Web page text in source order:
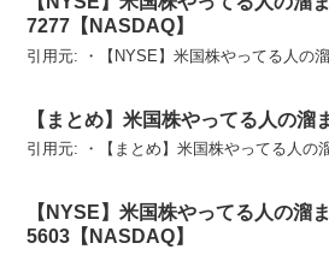
7277【NASDAQ】
引用元: ・【NYSE】米国株やってる人の
【まとめ】米国株やってる人の溜
引用元: ・【まとめ】米国株やってる人の
【NYSE】米国株やってる人の溜
5603【NASDAQ】